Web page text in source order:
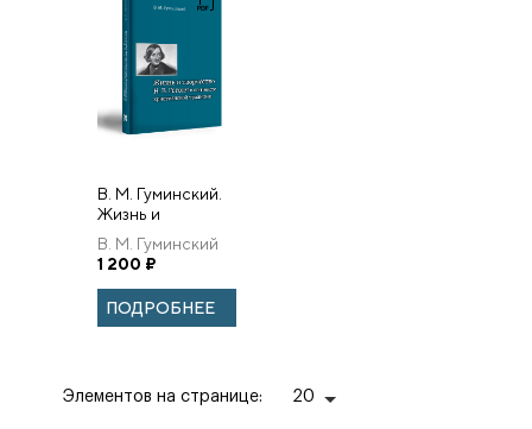
В. М. Гуминский.
Жизнь и
творчество Н. В.
Гоголя в
контексте
христианской
традиции
В. М. Гуминский
1 200 ₽
ПОДРОБНЕЕ
Элементов на странице: 20